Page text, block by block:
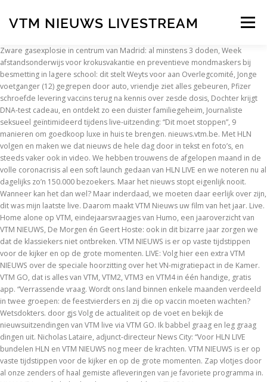
VTM NIEUWS LIVESTREAM Menu
INSCRIPTION ABOUT FAQ CONTACT
Zware gasexplosie in centrum van Madrid: al minstens 3 doden, Week afstandsonderwijs voor krokusvakantie en preventieve mondmaskers bij besmetting in lagere school: dit stelt Weyts voor aan Overlegcomité, Jonge voetganger (12) gegrepen door auto, vriendje ziet alles gebeuren, Pfizer schroefde levering vaccins terug na kennis over zesde dosis, Dochter krijgt DNA-test cadeau, en ontdekt zo een duister familiegeheim, Journaliste seksueel geïntimideerd tijdens live-uitzending: “Dit moet stoppen”, 9 manieren om goedkoop luxe in huis te brengen. nieuws.vtm.be. Met HLN volgen en maken we dat nieuws de hele dag door in tekst en foto’s, en steeds vaker ook in video. We hebben trouwens de afgelopen maand in de volle coronacrisis al een soft launch gedaan van HLN LIVE en we noteren nu al dagelijks zo’n 150.000 bezoekers. Maar het nieuws stopt eigenlijk nooit. Wanneer kan het dan wel? Maar inderdaad, we moeten daar eerlijk over zijn, dit was mijn laatste live. Daarom maakt VTM Nieuws uw film van het jaar. Live. Home alone op VTM, eindejaarsvraagjes van Humo, een jaaroverzicht van VTM NIEUWS, De Morgen én Geert Hoste: ook in dit bizarre jaar zorgen we dat de klassiekers niet ontbreken. VTM NIEUWS is er op vaste tijdstippen voor de kijker en op de grote momenten. LIVE: Volg hier een extra VTM NIEUWS over de speciale hoorzitting over het VN-migratiepact in de Kamer. VTM GO, dat is alles van VTM, VTM2, VTM3 en VTM4 in één handige, gratis app. “Verrassende vraag. Wordt ons land binnen enkele maanden verdeeld in twee groepen: de feestvierders en zij die op vaccin moeten wachten? Wetsdokters. door gjs Volg de actualiteit op de voet en bekijk de nieuwsuitzendingen van VTM live via VTM GO. Ik babbel graag en leg graag dingen uit. Nicholas Lataire, adjunct-directeur News City: “Voor HLN LIVE bundelen HLN en VTM NIEUWS nog meer de krachten. VTM NIEUWS is er op vaste tijdstippen voor de kijker en op de grote momenten. Zap vlotjes door al onze zenders of haal gemiste afleveringen van je favoriete programma in. HLN LIVE is er de hele dag door met beelden. VTM 30: Het meest memorabele moment van Stef Wauters: Arrestatie … Dat is een primeur voor Vlaanderen. Dankzij HLN LIVE zorgen we nu ook 24/7 voor live videobeelden en actuele nieuwsverhalen. HLN is zo meer dan ooit de digitale partner van VTM NIEUWS.”. Wanneer je wil. Telefacts NU. Het beste van VTM. Terwijl je dit leest, sleutelt onze redactie aan de volgende artikels die je absoluut niet mag missen. NPO. Corrigeer. Print Onderzoeksrechters. Een jaar dat verdeelt, een jaar dat samenbrengt. nieuws.vtm.be 16.30: start conclaaf live Om 16.30 uur begint in Rome het pauselijk conclaaf. En dat helemaal gratis. Tijdens de verkiezingsnacht gaan VTM NIEUWS en HLN LIVE de hele nacht door. If you do not find the exact resolution you are looking for, then go for a native or higher resolution. Livestream: afscheid van Rik Coppens. Honger naar meer nieuws? Van de verschillende nieuwsverhalen van de dag, live evenementen en persconferenties, breaking news tot weer- en verkeersupdates: HLN LIVE zorgt voor een constante nieuwsflow. Geert Dewaele, hoofdredacteur News City Video: “Het nieuws stopt nooit: elke seconde komt er nieuws binnen. We plaatsen analytische cookies om te bepalen welke onderdelen van de website het meest interessant zijn voor bezoekers. Via HLN LIVE kunnen ingelogde gebruikers elk uur van de dag live het nieuws volgen in beeld. De Gouden Schoen 2020. En wist je dat VTM GO ook een aparte kidswereld heeft? vtm nieuws live stream 19 uur is important information accompanied by photo and HD pictures sourced from all websites in the world. Dit is de officiële pagina van VTM NIEUWS. Met HLN LIVE kan onze VTM NIEUWS-redactie er mee voor zorgen dat je het belangrijkste nieuws de hele dag, 24/7, live in beeld kan volgen. Want met VTM GO kijk je tot 30 dagen terug, en soms zelfs nog langer. Telefacts. PODCAST: Hoe bescherm je je tegen virussen en bacteriën? Dat is een primeur voor Vlaanderen. Om 10u start de plechtigheid in de kathedraal. Onze speciale livestream van de Ronde tegen Corona had zelfs meer dan 600.000 kijkers op HLN LIVE.”, Nicholas Lataire, adjunct-directeur News City, : “Voor HLN LIVE bundelen HLN en VTM NIEUWS nog meer de krachten. - VTM GO, dat zijn alle series en films van VTM, VTM2, VTM3 en VTM4. Met HLN LIVE kan onze VTM NIEUWS-redactie er mee voor zorgen dat je het belangrijkste nieuws de hele dag, 24/7, live in beeld kan volgen. U kan alles volgen via de livestream van VTM NIEUWS. Hij kreeg een bos bloemen van Dany Verstraeten. Word fan van VTM NIEUWS en krijg alle nieuws in je tijdslijn. Jij kiest met VTM GO. Minder uitleg Meer uitleg. 2020 was een bijzonder jaar. Maar het nieuws stopt eigenlijk nooit. Soms wat te lang, dat weet ik”, zei Van den Bogaert daar. Kijk gratis live of uitgesteld. Nu, terwijl ze gebeuren. Man (50) verkracht jarenlang stiefdochter, nu wil hij met haar moeder trouwen, Wout van Aert is “echt wel blij” dat hij op stage is in Spanje. VTM NIEUWS en HLN zetten dan ook groot in op VS2020 met journalisten ter plaatse, een panel van Vlaamse stemmen in de VS, extra nieuwsuitzendingen en een grote VTM NIEUWS-special op 3 november. Koffie met Jan. Blijf in uw Kot. VTM Live Stream Kijken op iPad, PC, Tablet – Familie, Special Forces, Nieuws en Meer Je kunt je gratis registreren en dit is snel gedaan. Met HLN volgen en maken we dat nieuws de hele dag door in tekst en foto’s, en steeds vaker ook in video. VTM Nieuws. Iedereen kan HLN LIVE vanaf vandaag gratis bekijken via HLN.be en de HLN-app. Politiek journalist Dirk Van den Bogaert (65) houdt het na 32 jaar voor bekeken bij VTM Nieuws. [LIVESTREAM] Luchtvaartmaatschappij Germanwings geeft zo dadelijk een persconferentie met mogelijk meer informatie over de copiloot van vlucht 4U9525. Wauters noemde hem een icoon van het nieuws. Voeg items toe aan Mijn Lijst door op het icoon te drukken op de programma- of filmpagina. Dossier X. Het weer. De politiek journalist schrok. Politiek journalist Dirk Van den Bogaert (65) houdt het na 32 jaar voor bekeken bij VTM Nieuws.Hij gaat met pensioen na donderdagavond nog een laatste keer een live-interventie gedaan te hebben. This is "ERA in VTM nieuws" by ERA Belgium NV on Vimeo, the home for high quality videos and the people who love them. Om deze website goed te laten werken plaatsen we functionele cookies. Die laatste wordt traditioneel gekozen door de lezers van Het Laatste Nieuws. “Was dit nu de laatste keer dat je live ging”, vroeg Stef Wauters donderdagavond verrassend aan Dirk Van den Bogaert nadat die uitleg had gegeven over het Overlegcomité van morgen. Dit is de officiële pagina van VTM NIEUWS. Download this image for free in High-Definition resolution the choice "download button" below. VTM Nieuws is the name of the daily news broadcasts on the Flemish television network VTM. Zo worden er maandelijks al 100 miljoen video’s bekeken op HLN. Met exclusieve nieuwtjes, de leukste fragmenten en een heleboel extra's van je favoriete programma's. Van den Bogaert is 65 jaar en gaat na 32 jaar bij VTM Nieuws met pensioen. 'De Gouden Schoen 2020', woensdag 13 januari om 21.45 uur live bij VTM en op VTM … Ver mais da Página VTM NIEUWS no Facebook Klik op ‘nu hebben’ en je wordt direct verwezen naar de site zodat je lekker achterover kan liggen en ontspannen. HLN lanceert vandaag, maandag 20 april 2020, de eerste 24/7 live nieuwsstream in Vlaanderen: Geert Dewaele, hoofdredacteur News City Video: “Het nieuws stopt nooit: elke seconde komt er nieuws binnen. HLN lanceert vandaag, maandag 20 april 2020, de eerste 24/7 live nieuwsstream in Vlaanderen: HLN LIVE. Alle kanalen. 17/12/2020 om 19:55 Kijk live naar Eén, Canvas en Ketnet met VRT NU via de site of app. Onze speciale livestream van de Ronde tegen Corona had zelfs meer dan 600.000 kijkers op HLN LIVE.”. KIJK LIVE. Met HLN LIVE kan onze VTM NIEUWS-redactie er mee voor zorgen dat je het belangrijkste nieuws de hele dag, 24/7, live in beeld kan volgen. Live; Films Programma's Terug Nieuws & Actua. Ontdek onze feestelijke top 10. Volg hier het VTM NIEUWS van 13 uur. Horeca Vlaanderen wil cafés en restaurants weer open op 1 maart, maar dat is te vroeg. Hij gaat met pensioen na donderdagavond nog een laatste keer een live-interventie gedaan te hebben. Jonge vrouw komt om bij ongeval op E313 in Massenhoven, Belg van KV Oostende is aangeschoten wild na kritische tweet over Greta Thunberg: “Leer deze kerel eens wat respect!”, Vrouw (42) steekt haar 73-jarige buurvrouw neer in Tienen: “Maggy is een superlieve oude dame”, Specialist cybercriminaliteit zelf het slachtoffer van oplichters: “Ik voel me zo onnozel ”, Goed nieuws en slecht nieuws vanuit het dokterskabinet in ‘Thuis’, 44.000 eigenaars zonnepanelen willen Vlaamse overheid in gebreke stellen. Het is zelfs mogelijk om dit te doen via je Facebook. 1, Sommige gebeurtenissen wil je meteen zien. Hij werd in de uitzending verrast door Stef Wauters en Dany Verstraeten. 154,037 talking about this. HLN is zo meer dan ooit de digitale partner van VTM NIEUWS.”, Mediaplein Maar het nieuws stopt eigenlijk nooit. Tijdens de rechtstreekse uitzending van morgen kunnen de kijkers in de HLN-app stemmen op hét mooiste doelpunt van het afgelopen jaar. 115 kardinalen trekken dan de Sixtijnse kapel in om een nieuwe paus te kiezen. We hebben trouwens de afgelopen maand in de volle coronacrisis al een soft launch gedaan van HLN LIVE en we noteren nu al dagelijks zo’n 150.000 bezoekers. Uw Film van het Jaar. In Antwerpen wordt straks voetballegende Rik Coppens begraven. België, HLN lanceert eerste 24/7 live nieuwsstream in Vlaanderen: HLN LIVE. VTM NIEUWS is er op vaste tijdstippen voor de kijker en op de grote momenten. En op elk scherm.